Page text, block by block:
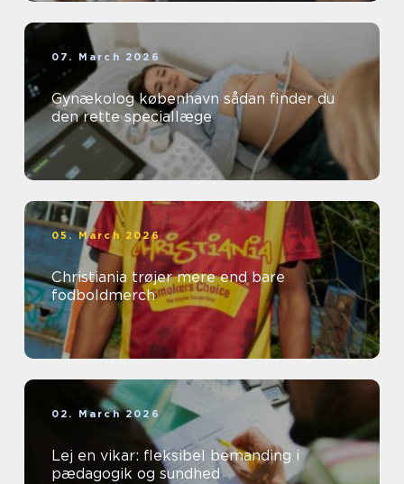
07. March 2026
Gynækolog københavn sådan finder du
den rette speciallæge
05. March 2026
Christiania trøjer mere end bare
fodboldmerch
02. March 2026
Lej en vikar: fleksibel bemanding i
pædagogik og sundhed